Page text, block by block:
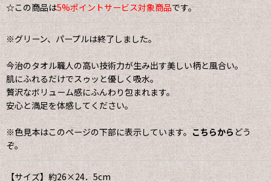
☆この商品は5%ポイントサービス対象商品です。
※グリーン、パープルは終了しました。
今治のタオル職人の高い技術力が生み出す美しい柄と風合い。
肌にふれるだけでスゥッと優しく吸水。
贅沢なボリューム感にふんわり包まれます。
安心と満足を体感してください。
※色見本はこのページの下部に表示しています。こちらから どう
ぞ。
【サイズ】約26×24．5cm